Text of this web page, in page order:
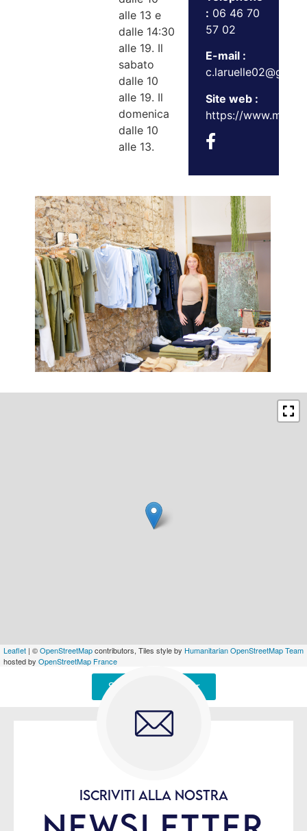
alle 13 e
dalle 14:30
alle 19. Il
sabato
dalle 10
alle 19. Il
domenica
dalle 10
alle 13.
: 06 46 70
57 02
E-mail :
Site web :
https://
Leaflet | ©OpenStreetMapcontributors, Tiles style by Humanitarian OpenStreetMap Team
hosted by OpenStreetMap France
Signaler une erreur
ISCRIVITI ALLA NOSTRA